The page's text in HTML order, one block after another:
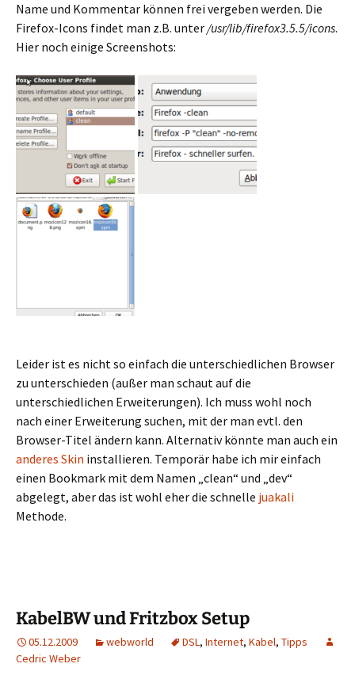
Name und Kommentar können frei vergeben werden. Die
Firefox-Icons findet man z.B. unter/usr/lib/firefox3.5.5/icons.
Hier noch einige Screenshots:
Leider ist es nicht so einfach die unterschiedlichen Browser
zu unterschieden (außer man schaut auf die
unterschiedlichen Erweiterungen). Ich muss wohl noch
nach einer Erweiterung suchen, mit der man evtl. den
Browser-Titel ändern kann. Alternativ könnte man auch ein
anderes Skin installieren. Temporär habe ich mir einfach
einen Bookmark mit dem Namen „clean“ und „dev“
abgelegt, aber das ist wohl eher die schnelle juakali
Methode.
KabelBW und Fritzbox Setup
05.12.2009 webworld DSL, Internet, Kabel, Tipps
Cedric Weber